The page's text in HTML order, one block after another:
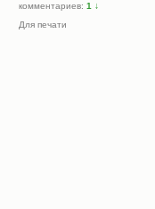
комментариев: 1 ↓
Для печати